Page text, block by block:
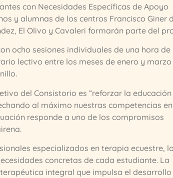
con Necesidades Específicas de Apoyo
y alumnas de los centros Francisco Giner
El Olivo y Cavaleri formarán parte del
ocho sesiones individuales de una hora de
lectivo entre los meses de enero y marzo
del Consistorio es “reforzar la educación
al máximo nuestras competencias
responde a uno de los compromisos
especializados en terapia ecuestre,
concretas de cada estudiante. La
integral que impulsa el desarrollo